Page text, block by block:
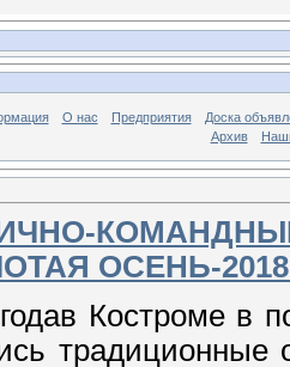
О нас Предприятия
Доска
Архив
ОСЕНЬ-
Костроме в
традиционные